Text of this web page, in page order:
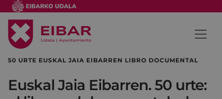
50 URTE EUSKAL JAIA EIBARREN LIBRO DOCUMENTAL
Euskal Jaia Eibarren. 50 urte: